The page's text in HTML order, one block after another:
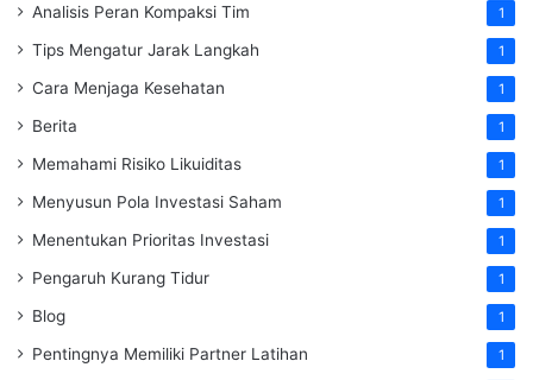
Analisis Peran Kompaksi Tim 1
Tips Mengatur Jarak Langkah 1
Cara Menjaga Kesehatan 1
Berita 1
Memahami Risiko Likuiditas 1
Menyusun Pola Investasi Saham 1
Menentukan Prioritas Investasi 1
Pengaruh Kurang Tidur 1
Blog 1
Pentingnya Memiliki Partner Latihan 1